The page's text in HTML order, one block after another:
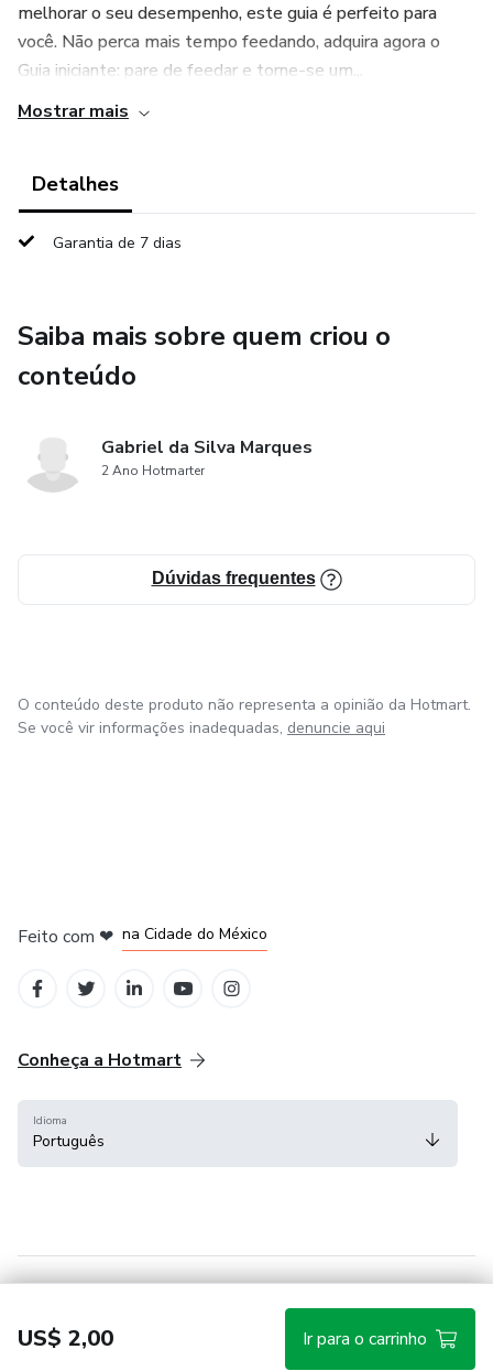
melhorar o seu desempenho, este guia é perfeito para
você. Não perca mais tempo feedando, adquira agora o
Guia iniciante: pare de feedar e torne-se um...
Mostrar mais
Detalhes
Garantia de 7 dias
Saiba mais sobre quem criou o
conteúdo
Gabriel da Silva Marques
2 Ano Hotmarter
Dúvidas frequentes
US$ 2,00 Ir para o carrinho
O conteúdo deste produto não representa a opinião da Hotmart.
Se você vir informações inadequadas, denuncie aqui
Feito com ❤ na Cidade do México
Conheça a Hotmart
Idioma
Português